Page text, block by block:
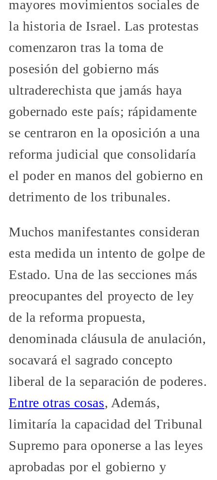
mayores movimientos sociales de
la historia de Israel. Las protestas
comenzaron tras la toma de
posesión del gobierno más
ultraderechista que jamás haya
gobernado este país; rápidamente
se centraron en la oposición a una
reforma judicial que consolidaría
el poder en manos del gobierno en
detrimento de los tribunales.
Muchos manifestantes consideran
esta medida un intento de golpe de
Estado. Una de las secciones más
preocupantes del proyecto de ley
de la reforma propuesta,
denominada cláusula de anulación,
socavará el sagrado concepto
liberal de la separación de poderes.
Entre otras cosas, Además,
limitaría la capacidad del Tribunal
Supremo para oponerse a las leyes
aprobadas por el gobierno y